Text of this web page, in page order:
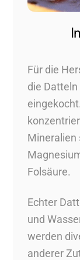
Für die
die
Mineralien
Folsäure.
Echter
und
werden
anderer